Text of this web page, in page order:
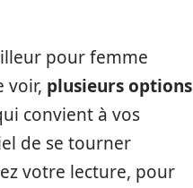
pour femme
voir, plusieurs options
convient à vos
de se tourner
votre lecture, pour